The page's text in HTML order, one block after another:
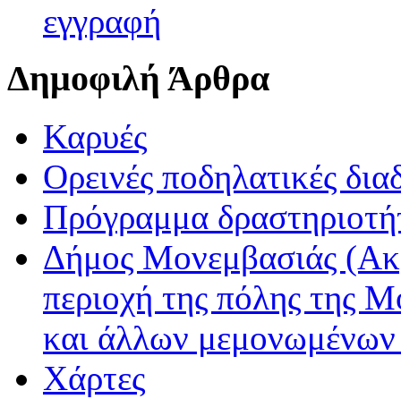
εγγραφή
Δημοφιλή Άρθρα
Καρυές
Ορεινές ποδηλατικές
Πρόγραμμα
Δήμος Μονεμβασιάς
περιοχή της πόλης της
και άλλων
Χάρτες